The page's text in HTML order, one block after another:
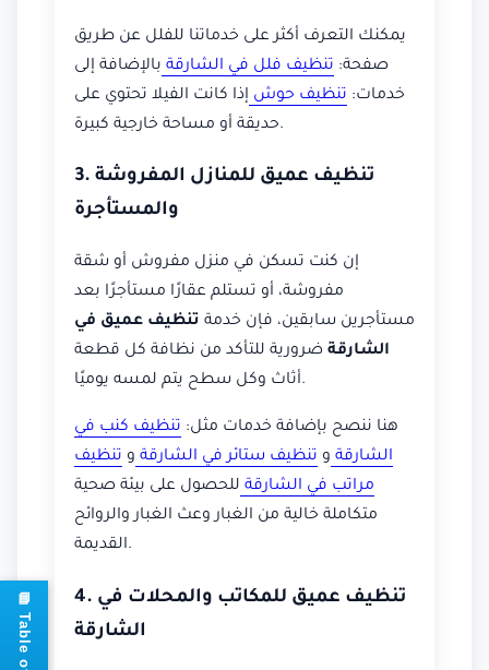
يمكنك التعرف أكثر على خدماتنا للفلل عن طريق
صفحة: تنظيف فلل في الشارقة بالإضافة إلى
خدمات: تنظيف حوش إذا كانت الفيلا تحتوي على
حديقة أو مساحة خارجية كبيرة.
3. تنظيف عميق للمنازل المفروشة
والمستأجرة
إن كنت تسكن في منزل مفروش أو شقة
مفروشة، أو تستلم عقارًا مستأجرًا بعد
مستأجرين سابقين، فإن خدمة تنظيف عميق في
الشارقة ضرورية للتأكد من نظافة كل قطعة
أثاث وكل سطح يتم لمسه يوميًا.
هنا ننصح بإضافة خدمات مثل: تنظيف كنب في
الشارقة و تنظيف ستائر في الشارقة و تنظيف
مراتب في الشارقة للحصول على بيئة صحية
متكاملة خالية من الغبار وعث الغبار والروائح
القديمة.
4. تنظيف عميق للمكاتب والمحلات في
الشارقة